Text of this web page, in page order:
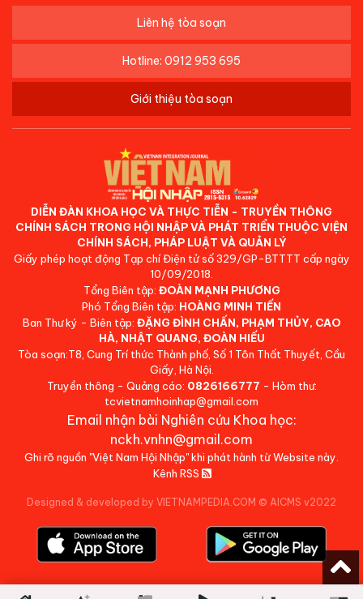
Liên hệ tòa soạn
Hotline: 0912 953 695
Giới thiệu tòa soạn
DIỄN ĐÀN KHOA HỌC VÀ THỰC TIỄN - TRUYỀN THÔNG
CHÍNH SÁCH TRONG HỘI NHẬP VÀ PHÁT TRIỂN THUỘC VIỆN
CHÍNH SÁCH, PHÁP LUẬT VÀ QUẢN LÝ
Giấy phép hoạt động Tạp chí Điện tử số 329/GP-BTTTT cấp ngày
10/09/2018.
Tổng Biên tập: ĐOÀN MẠNH PHƯƠNG
Phó Tổng Biên tập: HOÀNG MINH TIẾN
Ban Thư ký - Biên tập: ĐẶNG ĐÌNH CHẤN, PHẠM THỦY, CAO
HÀ, NHẬT QUANG, ĐOÀN HIẾU
Tòa soạn:T8, Cung Trí thức Thành phố, Số 1 Tôn Thất Thuyết, Cầu
Giấy, Hà Nội.
Truyền thông - Quảng cáo: 0826166777 - Hòm thư:
tcvietnamhoinhap@gmail.com
Email nhận bài Nghiên cứu Khoa học:
nckh.vnhn@gmail.com
Ghi rõ nguồn "Việt Nam Hội Nhập" khi phát hành từ Website này.
Kênh RSS
Designed & developed by VIETNAMPEDIA.COM © AICMS v2022